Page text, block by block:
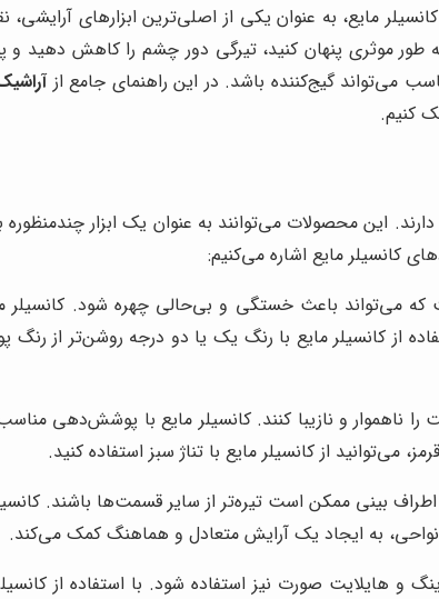
مایع، به عنوان یکی از اصلی‌ترین ابزارهای
موثری پنهان کنید، تیرگی دور چشم را کاهش دهید و
می‌تواند گیج‌کننده باشد. در این راهنمای جامع از
کنیم.
این محصولات می‌توانند به عنوان یک ابزار
کانسیلر مایع اشاره می‌کنیم:
می‌تواند باعث خستگی و بی‌حالی چهره شود. کانسیلر
از کانسیلر مایع با رنگ یک یا دو درجه روشن‌تر از
و نازیبا کنند. کانسیلر مایع با پوشش‌دهی
از کانسیلر مایع با تناژ سبز استفاده کنید.
بینی ممکن است تیره‌تر از سایر قسمت‌ها باشند.
نواحی، به ایجاد یک آرایش متعادل و هماهنگ کمک می‌کند.
و هایلایت صورت نیز استفاده شود. با استفاده از